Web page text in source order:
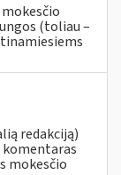
(toliau –
redakciją)
mokesčio